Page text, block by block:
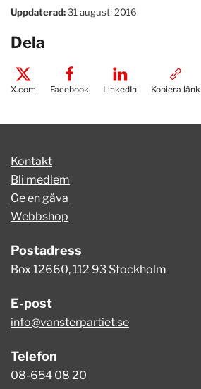
Uppdaterad:31 augusti 2016
Dela
X.com Facebook LinkedIn Kopiera länk
Kontakt
Bli medlem
Ge en gåva
Webbshop
Postadress
Box 12660, 112 93 Stockholm
E-post
info@vansterpartiet.se
Telefon
08-654 08 20